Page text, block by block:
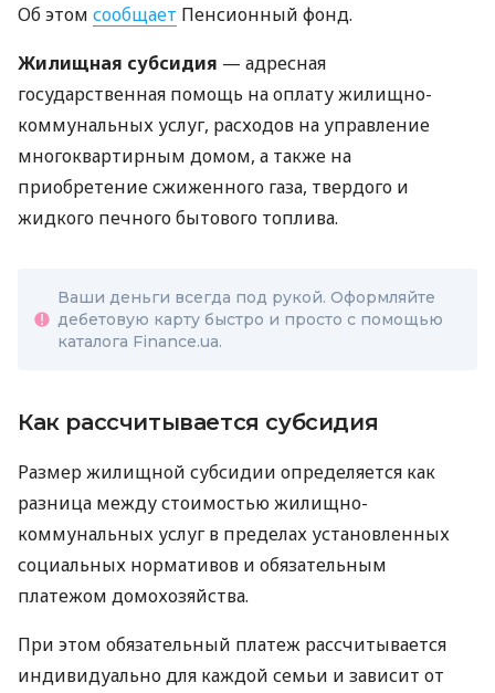
Об этом сообщает Пенсионный фонд.
Жилищная субсидия — адресная
государственная помощь на оплату жилищно-
коммунальных услуг, расходов на управление
многоквартирным домом, а также на
приобретение сжиженного газа, твердого и
жидкого печного бытового топлива.
Ваши деньги всегда под рукой. Оформляйте
дебетовую карту быстро и просто с помощью
каталога Finance.ua.
Как рассчитывается субсидия
Размер жилищной субсидии определяется как
разница между стоимостью жилищно-
коммунальных услуг в пределах установленных
социальных нормативов и обязательным
платежом домохозяйства.
При этом обязательный платеж рассчитывается
индивидуально для каждой семьи и зависит от